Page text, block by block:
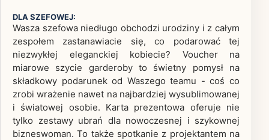
DLA SZEFOWEJ:
Wasza szefowa niedługo obchodzi urodziny i z całym
zespołem zastanawiacie się, co podarować tej
niezwykłej eleganckiej kobiecie? Voucher na
miarowe szycie garderoby to świetny pomysł na
składkowy podarunek od Waszego teamu - coś co
zrobi wrażenie nawet na najbardziej wysublimowanej
i światowej osobie. Karta prezentowa oferuje nie
tylko zestawy ubrań dla nowoczesnej i szykownej
bizneswoman. To także spotkanie z projektantem na